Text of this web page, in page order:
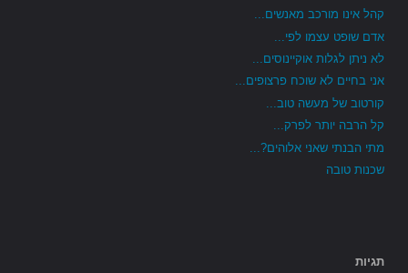
קהל אינו מורכב מאנשים...
אדם שופט עצמו לפי...
לא ניתן לגלות אוקיינוסים...
אני בחיים לא שוכח פרצופים...
קורטוב של מעשה טוב...
קל הרבה יותר לפרק...
מתי הבנתי שאני אלוהים?...
שכנות טובה
תגיות